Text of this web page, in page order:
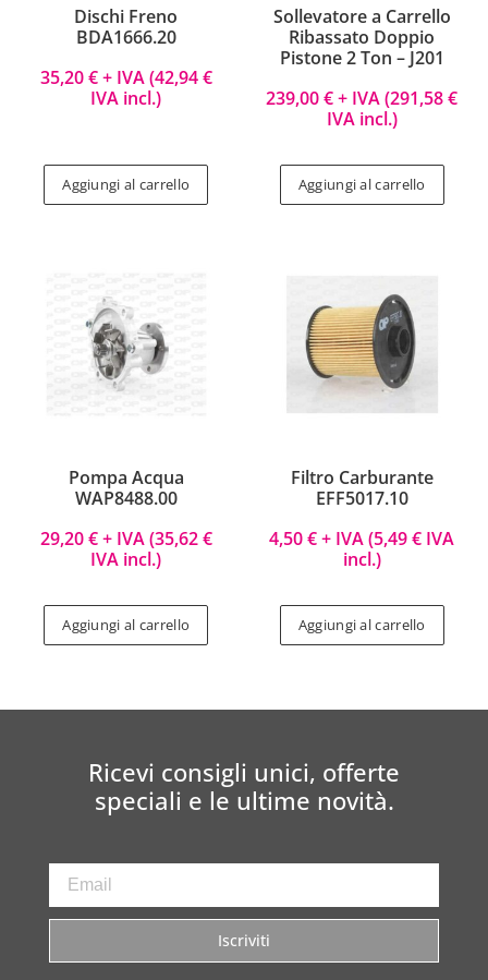
Dischi Freno
BDA1666.20
35,20€+ IVA (42,94€
IVA incl.)
Aggiungi al carrello
Sollevatore a Carrello
Ribassato Doppio
Pistone 2 Ton – J201
239,00€+ IVA (291,58€
IVA incl.)
Aggiungi al carrello
Pompa Acqua
WAP8488.00
29,20€+ IVA (35,62€
IVA incl.)
Aggiungi al carrello
Filtro Carburante
EFF5017.10
4,50€+ IVA (5,49€ IVA
incl.)
Aggiungi al carrello
Ricevi consigli unici, offerte
speciali e le ultime novità.
Iscriviti